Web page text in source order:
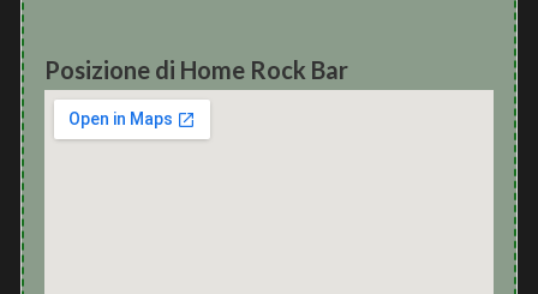
Posizione di Home Rock Bar